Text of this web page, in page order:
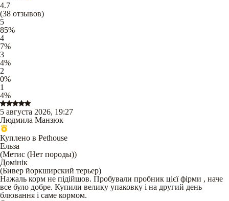
4.7
(38 отзывов)
5
85%
4
7%
3
4%
2
0%
1
4%
5 августа 2026, 19:27
Людмила Манзюк
Куплено в Pethouse
Ельза
(Метис (Нет породы))
Домінік
(Бивер йоркширский терьер)
Нажаль корм не підійшов. Пробували пробник цієї фірми , наче
все було добре. Купили велику упаковку і на другий день
блювання і саме кормом.